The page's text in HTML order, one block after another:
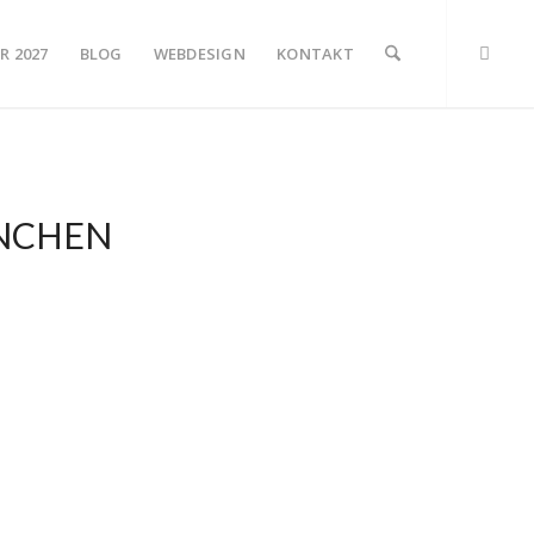
2027 BLOG WEBDESIGN KONTAKT